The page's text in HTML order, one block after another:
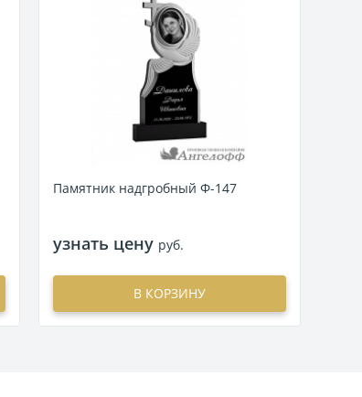
Памятник надгробный Ф-147
узнать цену руб.
В КОРЗИНУ